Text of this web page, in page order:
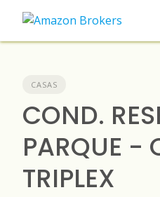
content
CASAS
COND.
PARQUE -
TRIPLEX